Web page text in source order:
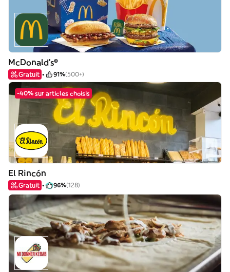
McDonald's®
Gratuit 91%(500+)
-40% sur articles choisis
El Rincón
Gratuit 96%(128)